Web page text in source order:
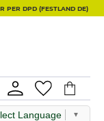
PER DPD (FESTLAND DE)
Language ▼